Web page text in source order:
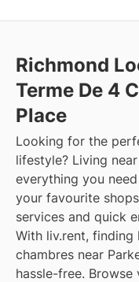
Richmond
Terme De 4
Place
Looking for the
lifestyle? Living
everything you
your favourite
services and quick
With liv.rent,
chambres near
hassle-free.